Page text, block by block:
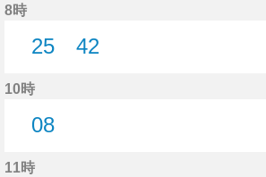
8時
25
42
10時
08
11時